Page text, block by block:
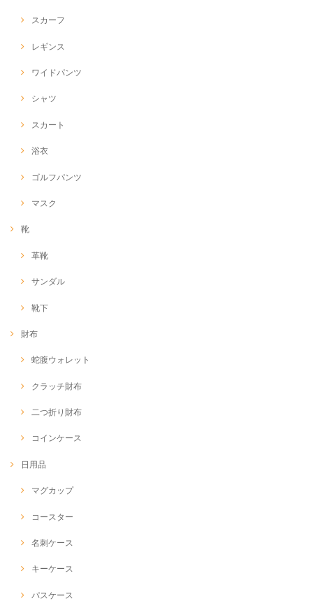
スカーフ
レギンス
ワイドパンツ
シャツ
スカート
浴衣
ゴルフパンツ
マスク
靴
革靴
サンダル
靴下
財布
蛇腹ウォレット
クラッチ財布
二つ折り財布
コインケース
日用品
マグカップ
コースター
名刺ケース
キーケース
パスケース